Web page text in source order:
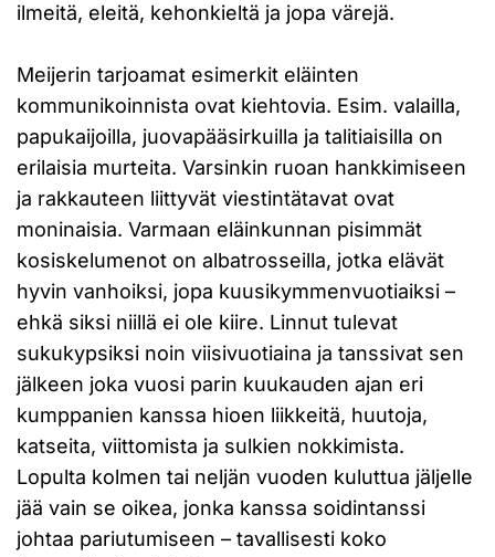
ilmeitä, eleitä, kehonkieltä ja jopa värejä.
Meijerin tarjoamat esimerkit eläinten
kommunikoinnista ovat kiehtovia. Esim. valailla,
papukaijoilla, juovapääsirkuilla ja talitiaisilla on
erilaisia murteita. Varsinkin ruoan hankkimiseen
ja rakkauteen liittyvät viestintätavat ovat
moninaisia. Varmaan eläinkunnan pisimmät
kosiskelumenot on albatrosseilla, jotka elävät
hyvin vanhoiksi, jopa kuusikymmenvuotiaiksi –
ehkä siksi niillä ei ole kiire. Linnut tulevat
sukukypsiksi noin viisivuotiaina ja tanssivat sen
jälkeen joka vuosi parin kuukauden ajan eri
kumppanien kanssa hioen liikkeitä, huutoja,
katseita, viittomista ja sulkien nokkimista.
Lopulta kolmen tai neljän vuoden kuluttua jäljelle
jää vain se oikea, jonka kanssa soidintanssi
johtaa pariutumiseen – tavallisesti koko